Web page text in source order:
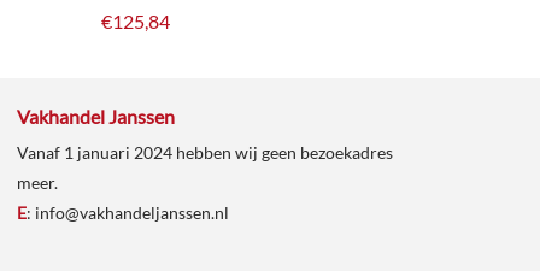
€125,84
Vakhandel Janssen
Vanaf 1 januari 2024 hebben wij geen bezoekadres
meer.
E: info@vakhandeljanssen.nl